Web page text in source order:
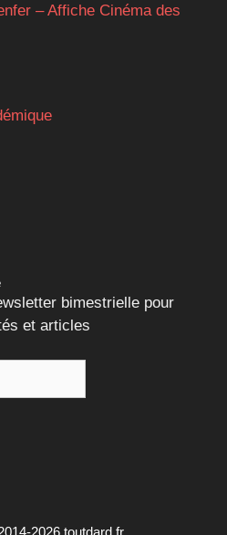
– Affiche Cinéma des
bimestrielle pour
et articles
2026 toutdard.fr